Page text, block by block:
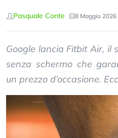
Pasquale Conte 8 Maggio
Google lancia Fitbit Air, il
senza schermo che
un prezzo d’occasione.